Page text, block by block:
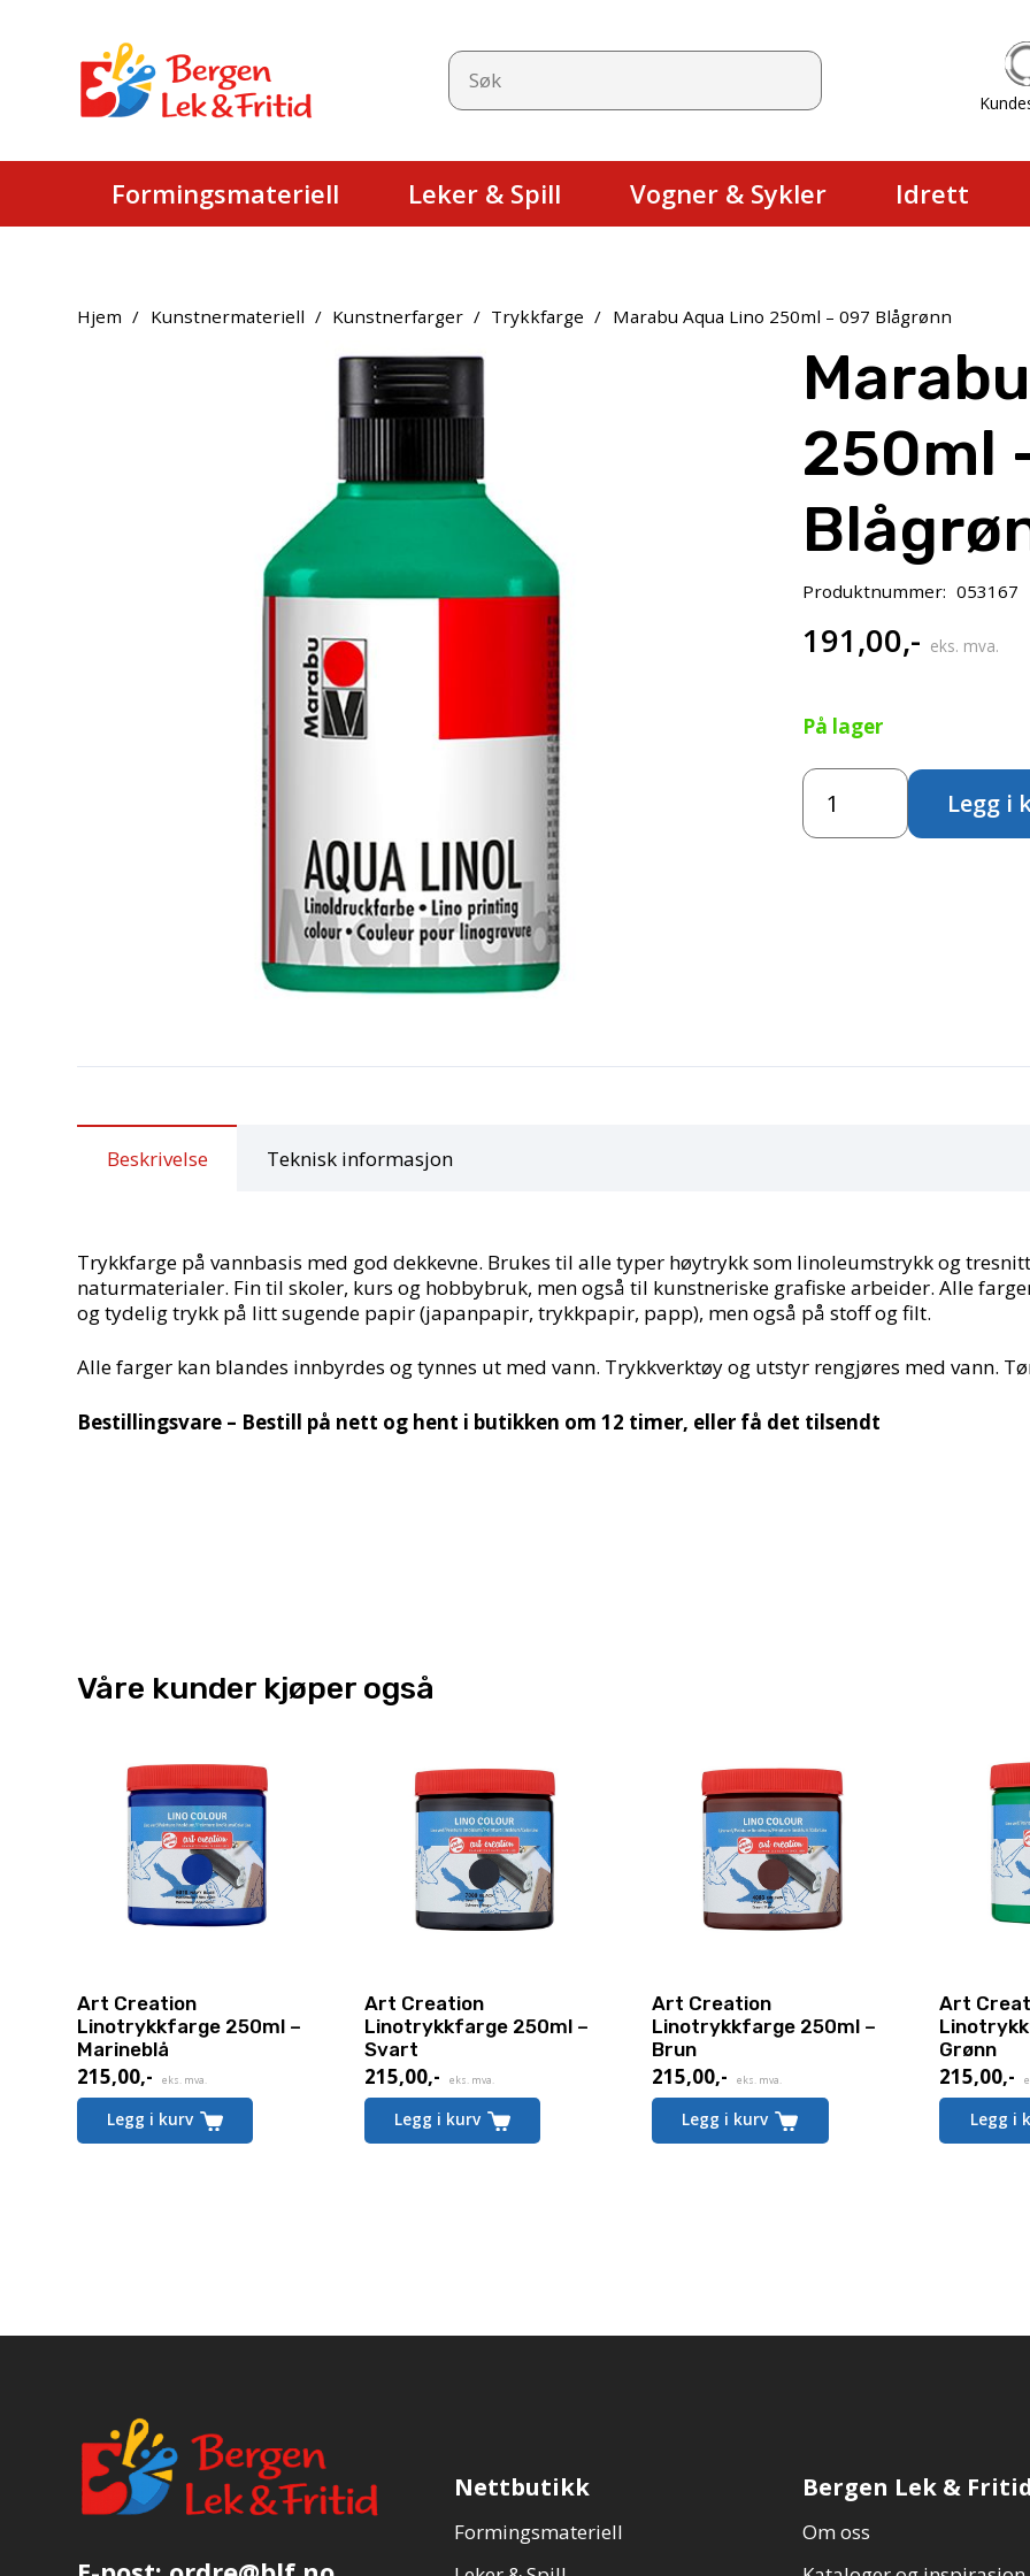
Formingsmateriell Leker & Spill Vogner & Sykler Idrett
Hjem / Kunstnermateriell / Kunstnerfarger / Trykkfarge / Marabu Aqua Lino 250ml – 097 Blågrønn
250ml
Produktnummer: 053167
191,00,- eks. mva.
På lager
Marabu
Aqua
Lino
Legg i
Beskrivelse Teknisk informasjon
Trykkfarge på vannbasis med god dekkevne. Brukes til alle typer høytrykk som linoleumstrykk og
naturmaterialer. Fin til skoler, kurs og hobbybruk, men også til kunstneriske grafiske arbeider. Alle
og tydelig trykk på litt sugende papir (japanpapir, trykkpapir, papp), men også på stoff og filt.
Alle farger kan blandes innbyrdes og tynnes ut med vann. Trykkverktøy og utstyr rengjøres med vann.
Bestillingsvare – Bestill på nett og hent i butikken om 12 timer, eller få det tilsendt
Våre kunder kjøper også
Art Creation
Linotrykkfarge 250ml –
Marineblå
215,00,- eks. mva.
Legg i kurv
Art Creation
Linotrykkfarge 250ml –
Svart
215,00,- eks. mva.
Legg i kurv
Art Creation
Linotrykkfarge 250ml –
Brun
215,00,- eks. mva.
Legg i kurv
Art
Grønn
215,00,-
Legg i
Nettbutikk
Formingsmateriell
Bergen Lek & Fritid
Om oss